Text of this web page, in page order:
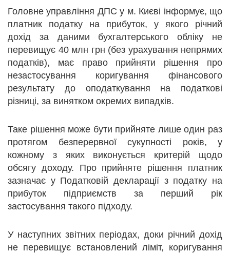
Головне управління ДПС у м. Києві інформує, що
платник податку на прибуток, у якого річний
дохід за даними бухгалтерського обліку не
перевищує 40 млн грн (без урахування непрямих
податків), має право прийняти рішення про
незастосування коригування фінансового
результату до оподаткування на податкові
різниці, за винятком окремих випадків.
Таке рішення може бути прийняте лише один раз
протягом безперервної сукупності років, у
кожному з яких виконується критерій щодо
обсягу доходу. Про прийняте рішення платник
зазначає у Податковій декларації з податку на
прибуток підприємств за перший рік
застосування такого підходу.
У наступних звітних періодах, доки річний дохід
не перевищує встановлений ліміт, коригування